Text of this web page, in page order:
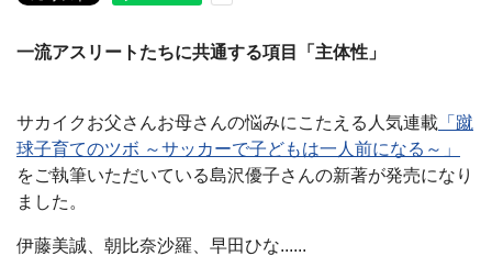
一流アスリートたちに共通する項目「主体性」
サカイクお父さんお母さんの悩みにこたえる人気連載 「蹴
球子育てのツボ ～サッカーで子どもは一人前になる～」
をご執筆いただいている島沢優子さんの新著が発売になり
ました。
伊藤美誠、朝比奈沙羅、早田ひな......